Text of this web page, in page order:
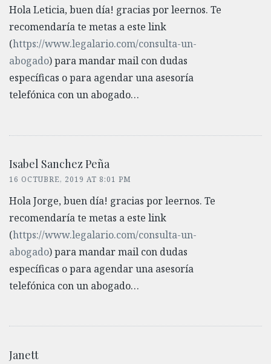
Hola Leticia, buen día! gracias por leernos. Te
recomendaría te metas a este link
(https://www.legalario.com/consulta-un-
abogado) para mandar mail con dudas
específicas o para agendar una asesoría
telefónica con un abogado…
Isabel Sanchez Peña
16 OCTUBRE, 2019 AT 8:01 PM
Hola Jorge, buen día! gracias por leernos. Te
recomendaría te metas a este link
(https://www.legalario.com/consulta-un-
abogado) para mandar mail con dudas
específicas o para agendar una asesoría
telefónica con un abogado…
Janett